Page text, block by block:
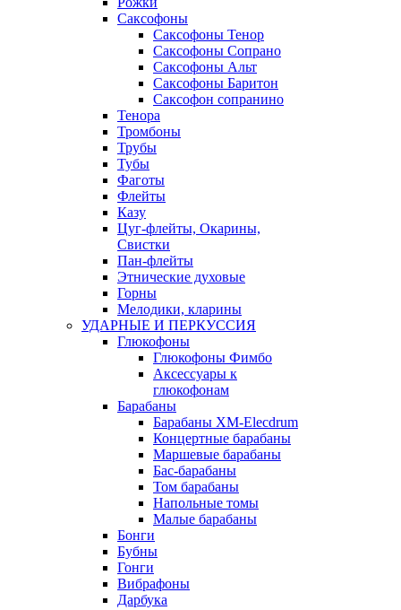
Саксофоны
Саксофоны Тенор
Саксофоны Сопрано
Саксофоны Альт
Саксофоны Баритон
Саксофон сопранино
Тенора
Тромбоны
Трубы
Тубы
Фаготы
Флейты
Казу
Цуг-флейты, Окарины,
Свистки
Пан-флейты
Этнические духовые
Горны
Мелодики, кларины
УДАРНЫЕ И ПЕРКУССИЯ
Глюкофоны
Глюкофоны Фимбо
Аксессуары к
глюкофонам
Барабаны
Барабаны XM-Elecdrum
Концертные барабаны
Маршевые барабаны
Бас-барабаны
Том барабаны
Напольные томы
Малые барабаны
Бонги
Бубны
Гонги
Вибрафоны
Дарбука